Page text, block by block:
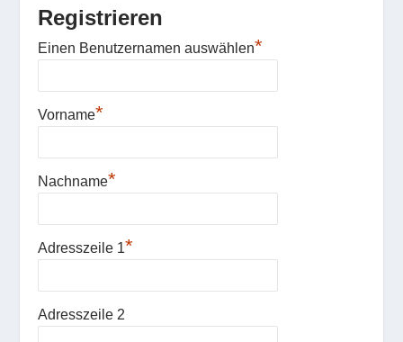
Registrieren
Einen Benutzernamen auswählen*
Vorname*
Nachname*
Adresszeile 1*
Adresszeile 2